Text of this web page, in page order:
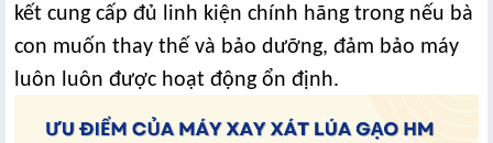
kết cung cấp đủ linh kiện chính hãng trong nếu bà
con muốn thay thế và bảo dưỡng, đảm bảo máy
luôn luôn được hoạt động ổn định.